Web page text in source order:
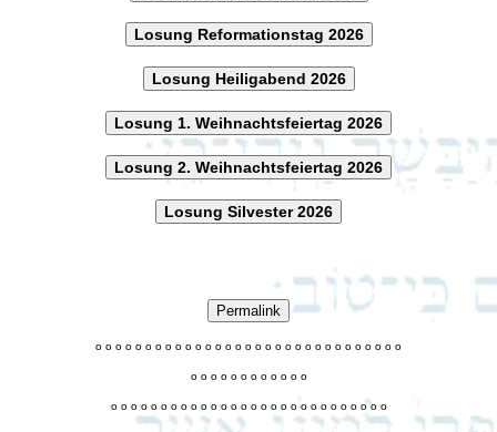
Losung Reformationstag 2026
Losung Heiligabend 2026
Losung 1. Weihnachtsfeiertag 2026
Losung 2. Weihnachtsfeiertag 2026
Losung Silvester 2026
Permalink
o o o o o o o o o o o o o o o o o o o o o o o o o o o o o o o
o o o o o o o o o o o o
o o o o o o o o o o o o o o o o o o o o o o o o o o o o